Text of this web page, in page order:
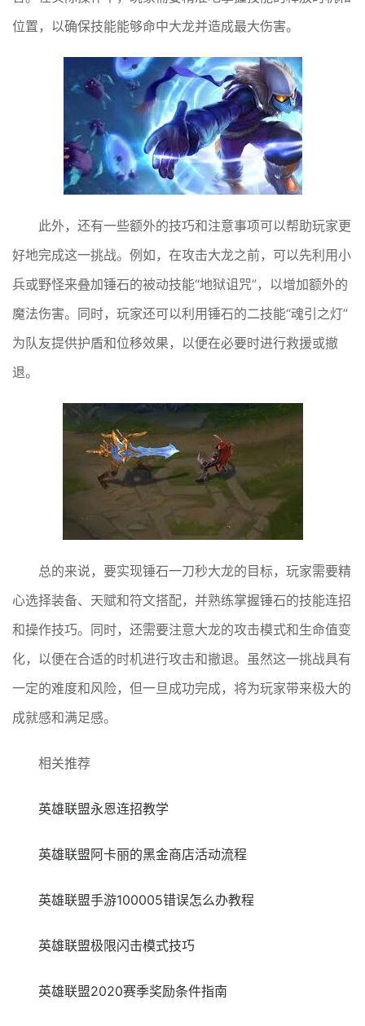
位置，以确保技能能够命中大龙并造成最大伤害。
此外，还有一些额外的技巧和注意事项可以帮助玩家更
好地完成这一挑战。例如，在攻击大龙之前，可以先利用小
兵或野怪来叠加锤石的被动技能“地狱诅咒”，以增加额外的
魔法伤害。同时，玩家还可以利用锤石的二技能“魂引之灯”
为队友提供护盾和位移效果，以便在必要时进行救援或撤
退。
总的来说，要实现锤石一刀秒大龙的目标，玩家需要精
心选择装备、天赋和符文搭配，并熟练掌握锤石的技能连招
和操作技巧。同时，还需要注意大龙的攻击模式和生命值变
化，以便在合适的时机进行攻击和撤退。虽然这一挑战具有
一定的难度和风险，但一旦成功完成，将为玩家带来极大的
成就感和满足感。
相关推荐
英雄联盟永恩连招教学
英雄联盟阿卡丽的黑金商店活动流程
英雄联盟手游100005错误怎么办教程
英雄联盟极限闪击模式技巧
英雄联盟2020赛季奖励条件指南